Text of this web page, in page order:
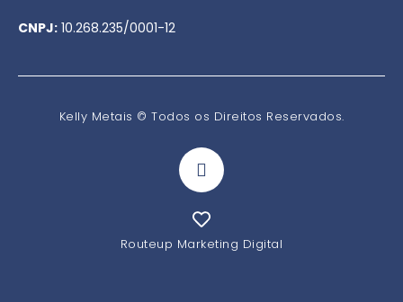
CNPJ: 10.268.235/0001-12
Kelly Metais © Todos os Direitos Reservados.
Routeup Marketing Digital